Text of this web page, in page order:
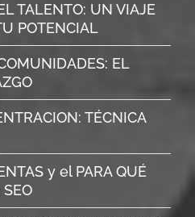
TALENTO: UN VIAJE
POTENCIAL
EL
TÉCNICA
y el PARA QUÉ